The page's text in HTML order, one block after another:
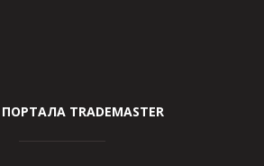
TRADEMASTER